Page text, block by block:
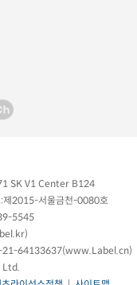
SK V1 Center B124
제2015-서울금천-0080호
5545
)
21-64133637(www.Label.cn)